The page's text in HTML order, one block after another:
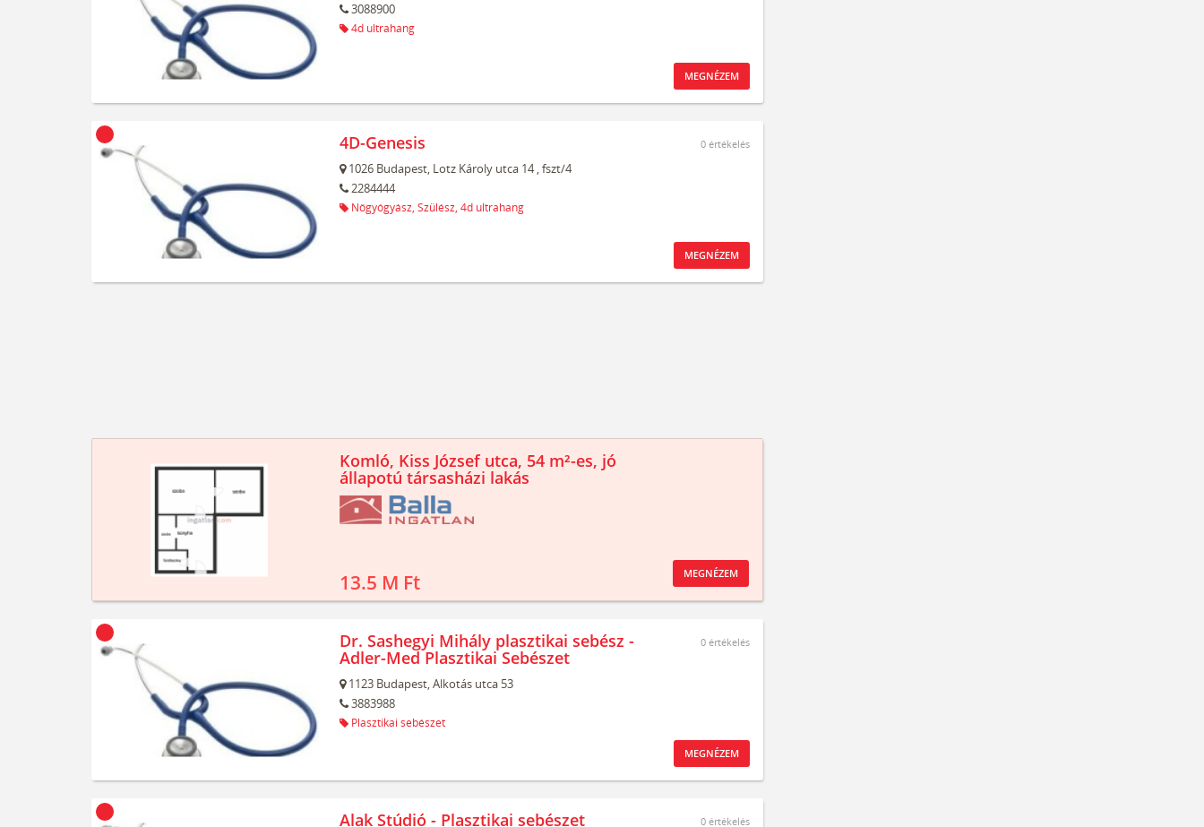
3088900
4d ultrahang
MEGNÉZEM
4D-Genesis
1026 Budapest, Lotz Károly utca 14, fszt/4
2284444
Nőgyógyász, Szülész, 4d ultrahang
0 értékelés
MEGNÉZEM
Komló, Kiss József utca, 54 m²-es, jó
állapotú társasházi lakás
13.5 M Ft MEGNÉZEM
Dr. Sashegyi Mihály plasztikai sebész -
Adler-Med Plasztikai Sebészet
1123 Budapest,Alkotás utca 53
3883988
Plasztikai sebészet
0 értékelés
MEGNÉZEM
Alak Stúdió - Plasztikai sebészet 0 értékelés